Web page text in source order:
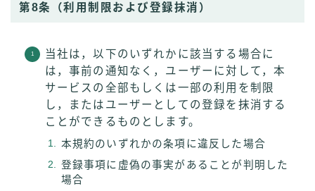
第8条（利用制限および登録抹消）
当社は，以下のいずれかに該当する場合に
は，事前の通知なく，ユーザーに対して，本
サービスの全部もしくは一部の利用を制限
し，またはユーザーとしての登録を抹消する
ことができるものとします。
本規約のいずれかの条項に違反した場合
登録事項に虚偽の事実があることが判明した
場合